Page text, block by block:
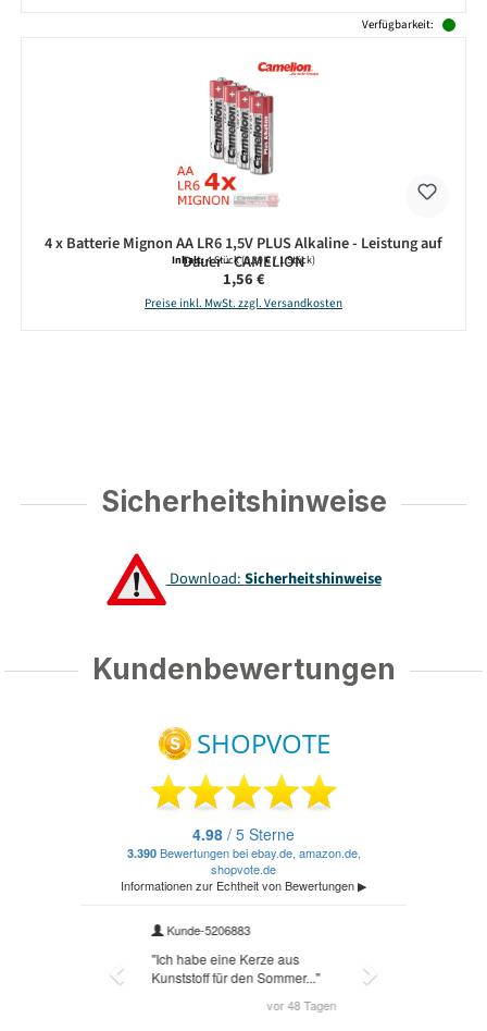
Verfügbarkeit:
4 x Batterie Mignon AA LR6 1,5V PLUS Alkaline - Leistung auf
Dauer - CAMELION
Inhalt:4 Stück(0,39 € / 1 Stück)
Regulärer Preis:
1,56 €
Preise inkl. MwSt. zzgl. Versandkosten
Sicherheitshinweise
Download:Sicherheitshinweise
Kundenbewertungen